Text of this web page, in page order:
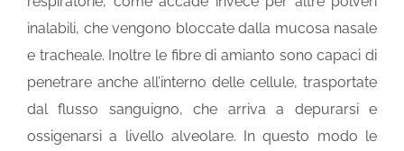
inalabili, che vengono bloccate dalla mucosa nasale
e tracheale. Inoltre le fibre di amianto sono capaci di
penetrare anche all’interno delle cellule, trasportate
dal flusso sanguigno, che arriva a depurarsi e
ossigenarsi a livello alveolare. In questo modo le